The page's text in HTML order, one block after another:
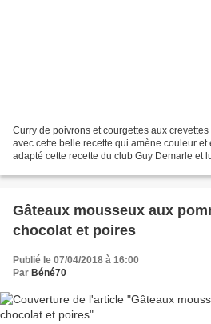
Curry de poivrons et courgettes aux
avec cette belle recette qui amène couleur et
adapté cette recette du club Guy Demarle et
Gâteaux mousseux aux
chocolat et poires
Publié le 07/04/2018 à 16:00
Par Béné70